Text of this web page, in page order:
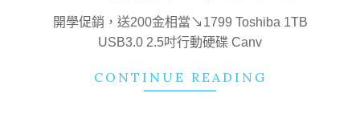
開學促銷，送200金相當↘1799 Toshiba 1TB
USB3.0 2.5吋行動硬碟 Canv
CONTINUE READING